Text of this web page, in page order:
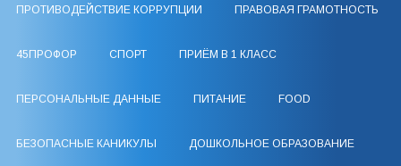
ПРОТИВОДЕЙСТВИЕ КОРРУПЦИИ ПРАВОВАЯ ГРАМОТНОСТЬ
45ПРОФОР СПОРТ ПРИЁМ В 1 КЛАСС
ПЕРСОНАЛЬНЫЕ ДАННЫЕ ПИТАНИЕ FOOD
БЕЗОПАСНЫЕ КАНИКУЛЫ ДОШКОЛЬНОЕ ОБРАЗОВАНИЕ